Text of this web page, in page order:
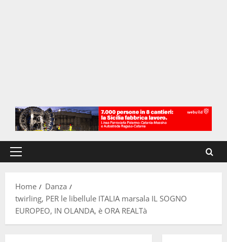
Menu
Home
Danza
twirling, PER le libellule ITALIA marsala IL SOGNO
EUROPEO, IN OLANDA, è ORA REALTà